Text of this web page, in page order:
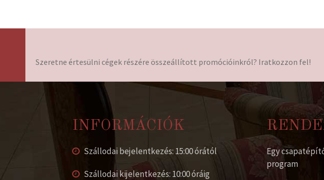
Szeretne értesülni cégek részére összeállított promócióinkról? Iratkozzon fel!
INFORMÁCIÓK
Szállodai bejelentkezés: 15:00 órától
Szállodai kijelentkezés: 10:00 óráig
Egy
program